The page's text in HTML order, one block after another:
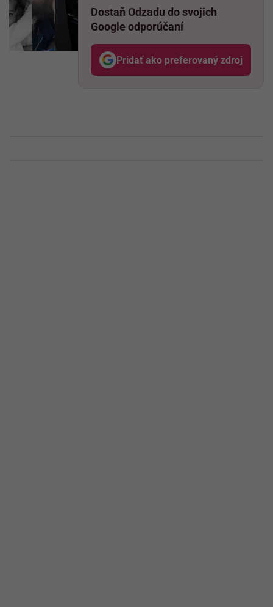
Dostaň Odzadu do svojich
Google odporúčaní
Pridať ako preferovaný zdroj
Odzadu, odkaz sa